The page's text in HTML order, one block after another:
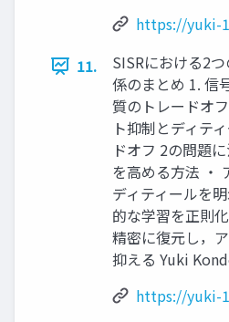
https://yuki-
11.
SISRにおける2
係のまとめ 1. 信
質のトレードオ
ト抑制とディテ
ドオフ 2の問題
を高める方法 ・
ディティールを
的な学習を正則
精密に復元し，
抑える Yuki
https://yuki-